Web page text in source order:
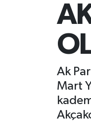
Ak
Mart
Trafik Durumu
Tüm Manşetler
Son Dakika
Haber Arşivi